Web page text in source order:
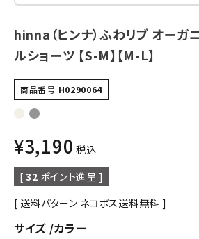
hinna（ヒンナ）ふわリブ オーガ
ルショーツ 【S-M】【M-L】
商品番号 H0290064
¥3,190 税込
[ 32 ポイント進呈 ]
送料パターン ネコポス送料無料
サイズ カラー